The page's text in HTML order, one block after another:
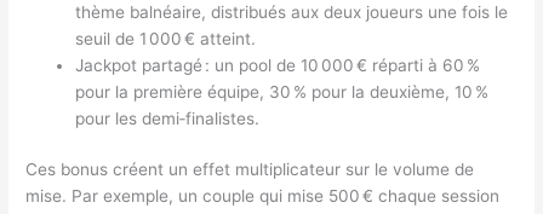
thème balnéaire, distribués aux deux joueurs une fois le
seuil de 1 000 € atteint.
Jackpot partagé : un pool de 10 000 € réparti à 60 %
pour la première équipe, 30 % pour la deuxième, 10 %
pour les demi‑finalistes.
Ces bonus créent un effet multiplicateur sur le volume de
mise. Par exemple, un couple qui mise 500 € chaque session